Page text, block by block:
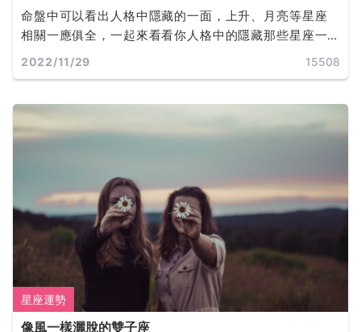
命盤中可以看出人格中隱藏的一面，上升、月亮等星座
相關一應俱全，一起來看看你人格中的隱藏那些星座一
同探索不為人知的你吧!
2022/11/29 15508
星座運勢
像風一樣灑脫的雙子座